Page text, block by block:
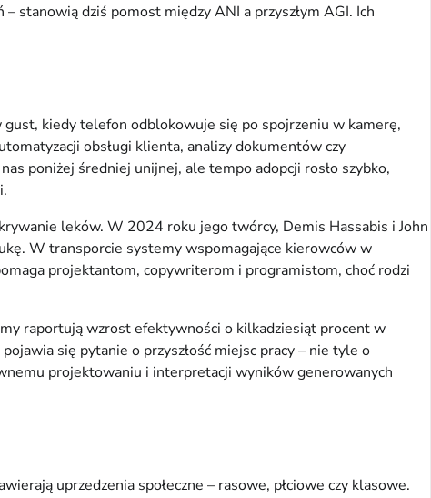
stanowią dziś pomost między ANI a przyszłym AGI. Ich
kiedy telefon odblokowuje się po spojrzeniu w kamerę,
obsługi klienta, analizy dokumentów czy
poniżej średniej unijnej, ale tempo adopcji rosło szybko,
leków. W 2024 roku jego twórcy, Demis Hassabis i John
W transporcie systemy wspomagające kierowców w
projektantom, copywriterom i programistom, choć rodzi
raportują wzrost efektywności o kilkadziesiąt procent w
się pytanie o przyszłość miejsc pracy – nie tyle o
projektowaniu i interpretacji wyników generowanych
uprzedzenia społeczne – rasowe, płciowe czy klasowe.